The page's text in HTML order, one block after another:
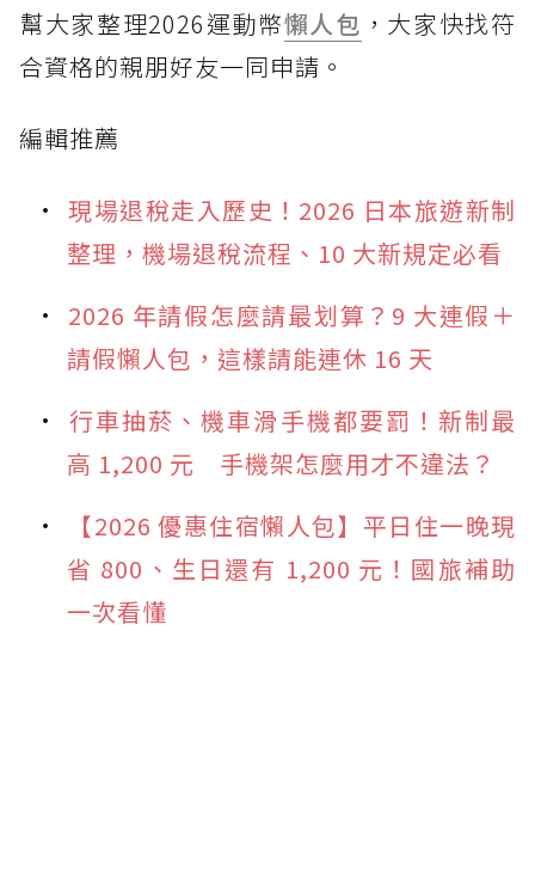
幫大家整理2026運動幣懶人包 ，大家快找符
合資格的親朋好友一同申請。
編輯推薦
現場退稅走入歷史！2026 日本旅遊新制
整理，機場退稅流程、10 大新規定必看
2026 年請假怎麼請最划算？9 大連假＋
請假懶人包，這樣請能連休 16 天
行車抽菸、機車滑手機都要罰！新制最
高 1,200 元 手機架怎麼用才不違法？
【2026 優惠住宿懶人包】平日住一晚現
省 800、生日還有 1,200 元！國旅補助
一次看懂